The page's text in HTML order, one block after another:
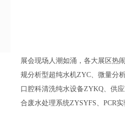
展会现场人潮如涌，各大展区热
规分析型超纯水机ZYC、微量分
口腔科清洗纯水设备ZYKQ、供
合废水处理系统ZYSYFS、PCR